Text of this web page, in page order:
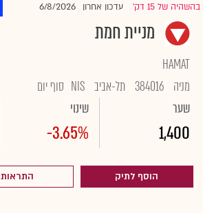
בהשהיה של 15 דק' |עדכון אחרון 6/8/2026
מניית חמת
HAMAT
מניה 384016 תל-אביב NIS סוף יום
שער
1,400
שינוי
-3.65%
הוסף לתיק התראות